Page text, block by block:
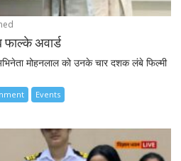
फाल्के अवार्ड
मोहनलाल को उनके चार दशक लंबे फिल्मी
Events